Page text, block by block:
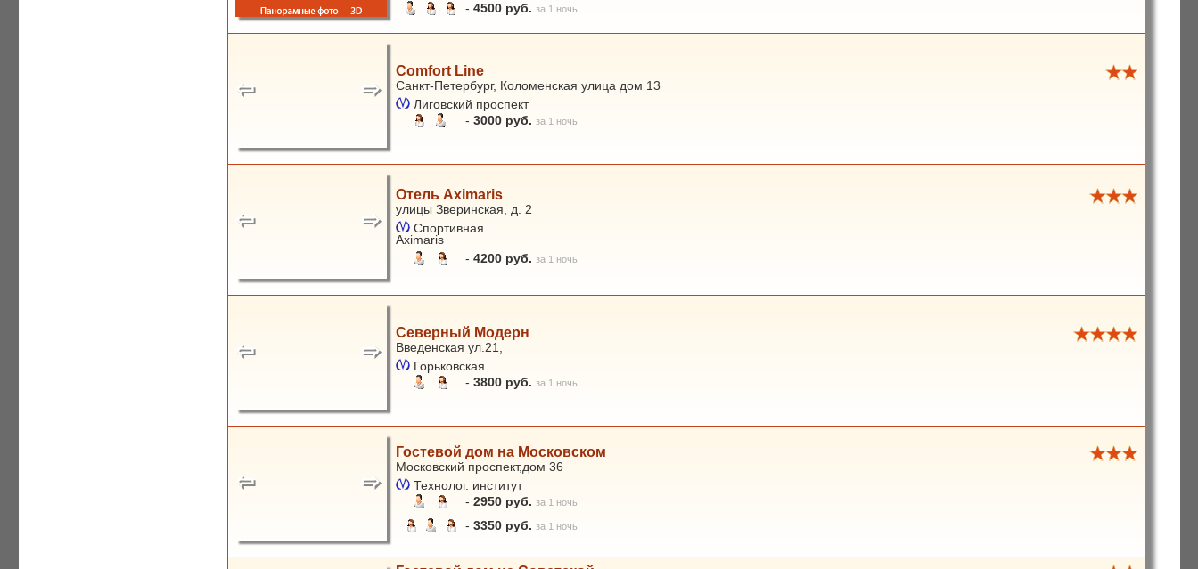
- 4500 руб. за 1 ночь
Comfort Line
Санкт-Петербург, Коломенская улица дом 13
Лиговский проспект
- 3000 руб. за 1 ночь
Отель Aximaris
улицы Зверинская, д. 2
Спортивная
Aximaris
- 4200 руб. за 1 ночь
Северный Модерн
Введенская ул.21,
Горьковская
- 3800 руб. за 1 ночь
Гостевой дом на Московском
Московский проспект,дом 36
Технолог. институт
- 2950 руб. за 1 ночь
- 3350 руб. за 1 ночь